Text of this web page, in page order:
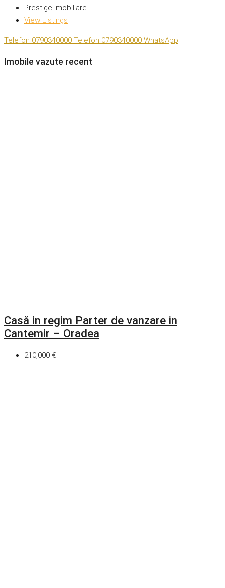
Prestige Imobiliare
View Listings
Telefon 0790340000 Telefon 0790340000 WhatsApp
Imobile vazute recent
Casă in regim Parter de vanzare in
Cantemir – Oradea
210,000 €